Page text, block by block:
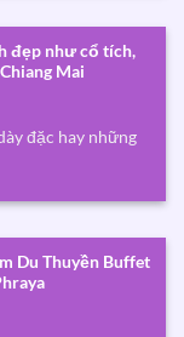
đẹp như cổ tích,
Mai
đặc hay những
Du Thuyền Buffet